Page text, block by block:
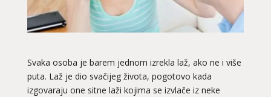
Svaka osoba je barem jednom izrekla laž, ako ne i više
puta. Laž je dio svačijeg života, pogotovo kada
izgovaraju one sitne laži kojima se izvlače iz neke